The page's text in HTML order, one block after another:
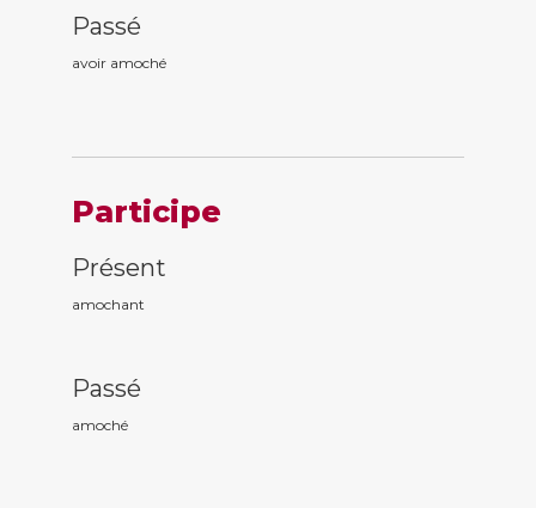
Passé
avoir amoché
Participe
Présent
amochant
Passé
amoché